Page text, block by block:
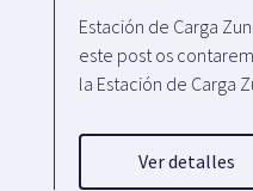
Estación de Carga
este post os
la Estación de Carga
Ver detalles